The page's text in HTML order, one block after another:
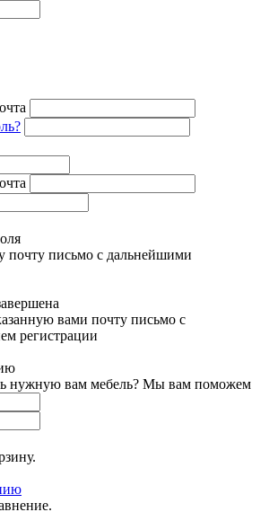
письмо с дальнейшими
вами почту письмо с
регистрации
нужную вам мебель? Мы вам поможем